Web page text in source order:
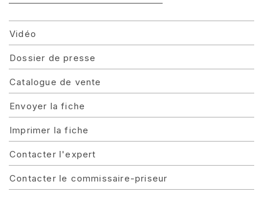
Vidéo
Dossier de presse
Catalogue de vente
Envoyer la fiche
Imprimer la fiche
Contacter l'expert
Contacter le commissaire-priseur